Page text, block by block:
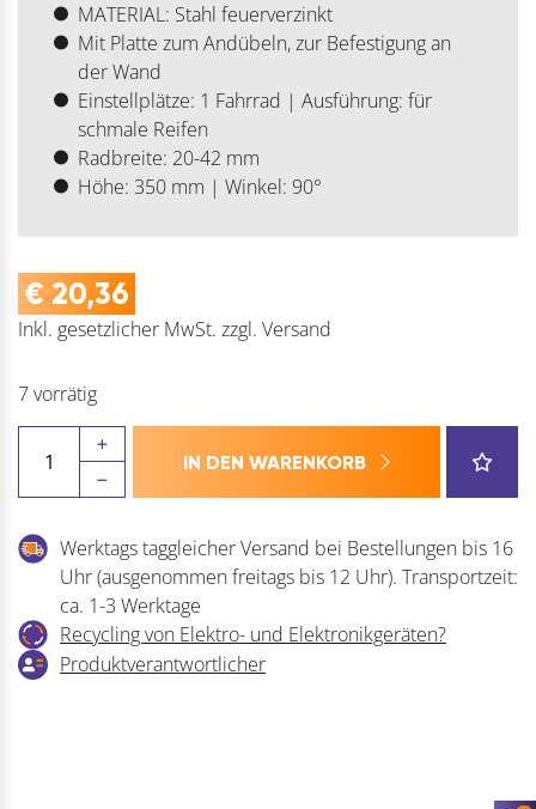
MATERIAL: Stahl feuerverzinkt
Mit Platte zum Andübeln, zur Befestigung an
der Wand
Einstellplätze: 1 Fahrrad | Ausführung: für
schmale Reifen
Radbreite: 20-42 mm
Höhe: 350 mm | Winkel: 90°
€ 20,36
Inkl. gesetzlicher MwSt. zzgl. Versand
7 vorrätig
ALBERTS
Einzel-
Menge
IN DEN WARENKORB
Werktags taggleicher Versand bei Bestellungen bis 16
Uhr (ausgenommen freitags bis 12 Uhr). Transportzeit:
ca. 1-3 Werktage
Recycling von Elektro- und Elektronikgeräten?
Produktverantwortlicher